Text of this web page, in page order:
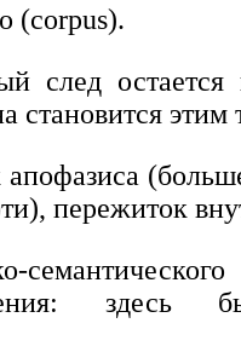
(corpus).
след остается
становится этим
апофазиса
пережиток
семантического
здесь